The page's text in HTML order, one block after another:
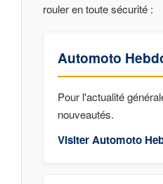
rouler en toute sécurité :
Automoto
Pour l'actualité
nouveautés.
Visiter Automoto